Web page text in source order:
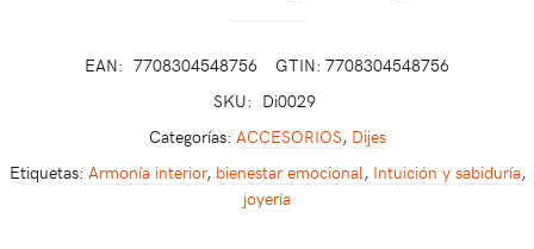
EAN: 7708304548756
GTIN: 7708304548756
SKU: Di0029
Categorías: ACCESORIOS, Dijes
Etiquetas: Armonía interior, bienestar emocional, Intuición y sabiduría,
joyería